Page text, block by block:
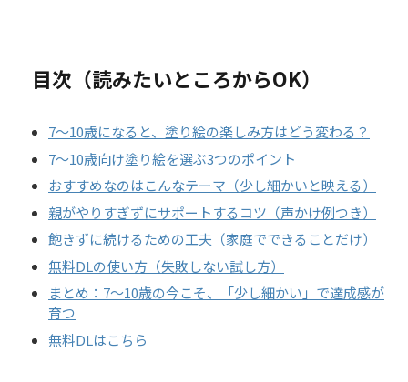
目次（読みたいところからOK）
7〜10歳になると、塗り絵の楽しみ方はどう変わる？
7〜10歳向け塗り絵を選ぶ3つのポイント
おすすめなのはこんなテーマ（少し細かいと映える）
親がやりすぎずにサポートするコツ（声かけ例つき）
飽きずに続けるための工夫（家庭でできることだけ）
無料DLの使い方（失敗しない試し方）
まとめ：7〜10歳の今こそ、「少し細かい」で達成感が
育つ
無料DLはこちら